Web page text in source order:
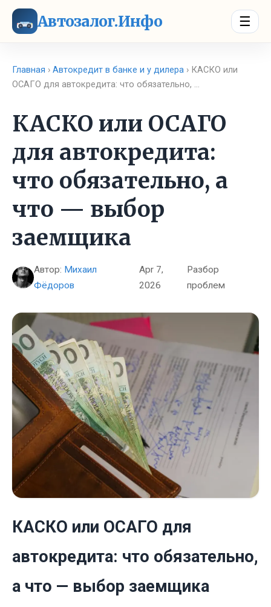
Автозалог.Инфо ☰
Главная › Автокредит в банке и у дилера › КАСКО или
ОСАГО для автокредита: что обязательно, …
КАСКО или ОСАГО
для автокредита:
что обязательно, а
что — выбор
заемщика
Автор: Михаил
Фёдоров
Apr 7,
2026
Разбор
проблем
КАСКО или ОСАГО для
автокредита: что обязательно,
а что — выбор заемщика